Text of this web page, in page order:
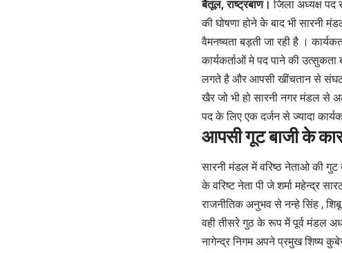
बैतूल, राष्ट्रबाण।जिला अध्यक्ष
की घोषणा होने के बाद भी सारनी
वैमनष्यता बड़ती जा रही है ।
कार्यकर्ताओं मे पद पाने की
लगते है और आपसी खींचतान से
खैर जो भी हो सारनी नगर मंडल से
पद के लिए एक दर्जन से ज्यादा
आपसी गूट बाजी के
सारनी मंडल में वरिष्ठ नेताओ की गुट
के वरिष्ट नेता पी जे शर्मा महेन्द्र
राजनीतिक अनुभव से नन्हे सिंह ,
वही तीसरे गुठ के रूप में पूर्व मंडल
नागेन्द्र निगम अपने प्रमुख शिष्य